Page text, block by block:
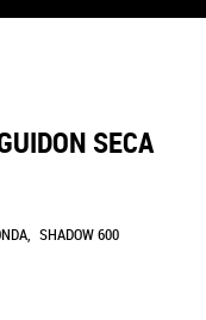
SECA
SHADOW 600